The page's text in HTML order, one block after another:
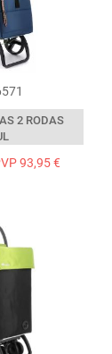
2 RODAS
93,95 €